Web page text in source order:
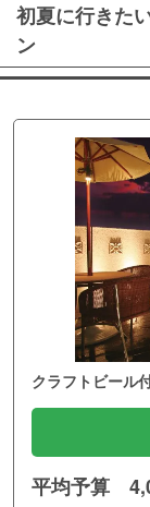
初夏に行きた
ン
クラフトビール
平均予算